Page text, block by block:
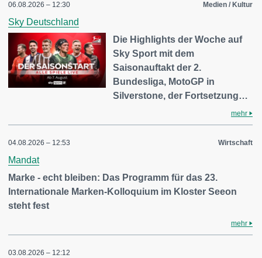
06.08.2026 – 12:30 Medien / Kultur
Sky Deutschland
Die Highlights der Woche auf
Sky Sport mit dem
Saisonauftakt der 2.
Bundesliga, MotoGP in
Silverstone, der Fortsetzung…
mehr
04.08.2026 – 12:53 Wirtschaft
Mandat
Marke - echt bleiben: Das Programm für das 23.
Internationale Marken-Kolloquium im Kloster Seeon
steht fest
mehr
03.08.2026 – 12:12